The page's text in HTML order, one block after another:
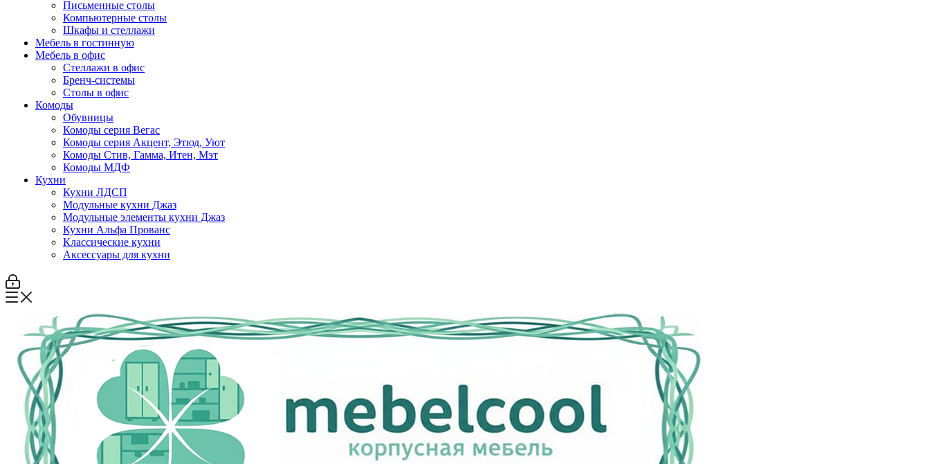
Письменные столы
Компьютерные столы
Шкафы и стеллажи
Мебель в гостинную
Мебель в офис
Стеллажи в офис
Бренч-системы
Столы в офис
Комоды
Обувницы
Комоды серия Вегас
Комоды серия Акцент, Этюд, Уют
Комоды Стив, Гамма, Итен, Мэт
Комоды МДФ
Кухни
Кухни ЛДСП
Модульные кухни Джаз
Модульные элементы кухни Джаз
Кухни Альфа Прованс
Классические кухни
Аксессуары для кухни